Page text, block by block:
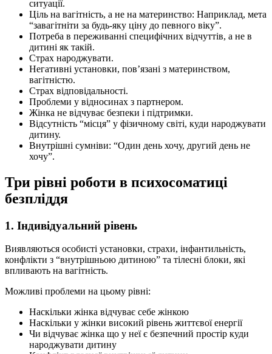
ситуації.
Ціль на вагітність, а не на материнство: Наприклад, мета
“завагітніти за будь-яку ціну до певного віку”.
Потреба в переживанні специфічних відчуттів, а не в
дитині як такій.
Страх народжувати.
Негативні установки, повʼязані з материнством,
вагітністю.
Страх відповідальності.
Проблеми у відносинах з партнером.
Жінка не відчуває безпеки і підтримки.
Відсутність “місця” у фізичному світі, куди народжувати
дитину.
Внутрішні сумніви: “Один день хочу, другий день не
хочу”.
Три рівні роботи в психосоматиці
безпліддя
1. Індивідуальний рівень
Виявляються особисті установки, страхи, інфантильність,
конфлікти з “внутрішньою дитиною” та тілесні блоки, які
впливають на вагітність.
Можливі проблеми на цьому рівні:
Наскільки жінка відчуває себе жінкою
Наскільки у жінки високий рівень життєвої енергії
Чи відчуває жінка що у неї є безпечний простір куди
народжувати дитину